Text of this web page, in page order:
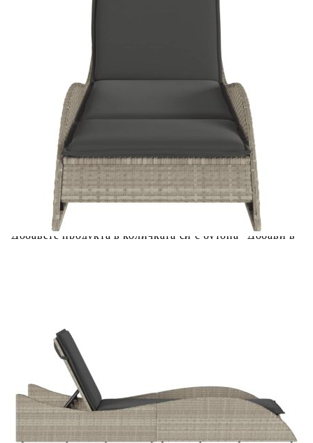
8721012449084
Височина на седалката от земята:
Материал на пълнежа:
Размери на седалката:
55 x 192 cм (Ш x Д)
Максимален капацитет на натоварване
Материал на покритието: Плат (100% полиестер)
Купи на изплащане
Credit calculator
Шезлонг с възглавница, светлосив, 60x205x73 см,
полиратан
Please select credit institution
Цена на продукта: €144.00
Extraction of information from credit institutions
Предоставената таблица е с информационна цел.
Добавете продукта в количката си с бутона "Добави в
Предоставената таблица е с информационна цел.
Добавете продукта в количката си с бутона "Добави в
количката" и при поръчка ще можете да изберете броя
вноски на кредита.
Предоставената таблица е с информационна цел.
Добавете продукта в количката си с бутона "Добави в
количката" и при поръчка ще можете да изберете броя